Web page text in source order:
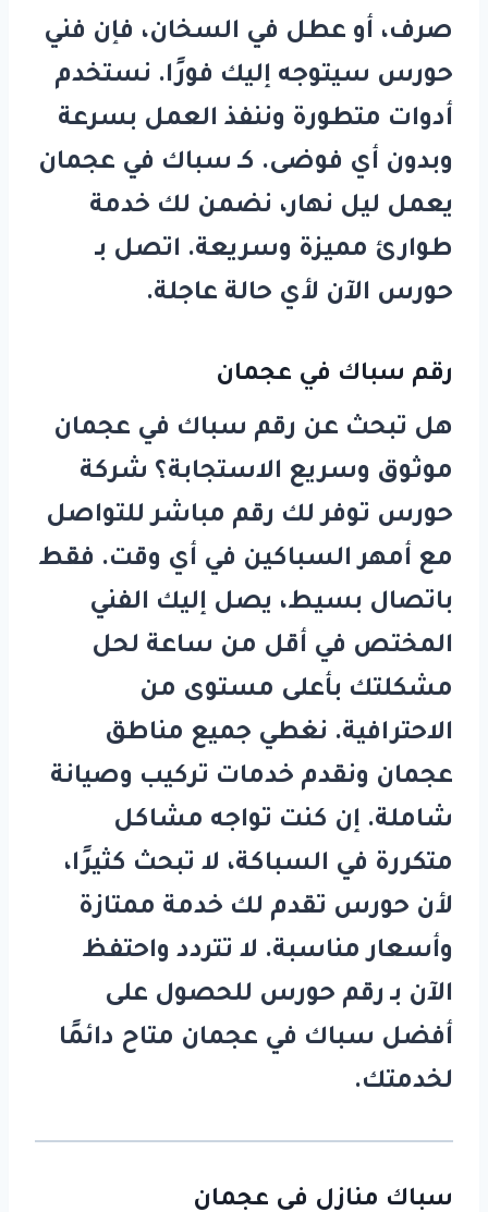
صرف، أو عطل في السخان، فإن فني
حورس سيتوجه إليك فورًا. نستخدم
أدوات متطورة وننفذ العمل بسرعة
وبدون أي فوضى. كـ سباك في عجمان
يعمل ليل نهار، نضمن لك خدمة
طوارئ مميزة وسريعة. اتصل بـ
حورس الآن لأي حالة عاجلة.
رقم سباك في عجمان
هل تبحث عن رقم سباك في عجمان
موثوق وسريع الاستجابة؟ شركة
حورس توفر لك رقم مباشر للتواصل
مع أمهر السباكين في أي وقت. فقط
باتصال بسيط، يصل إليك الفني
المختص في أقل من ساعة لحل
مشكلتك بأعلى مستوى من
الاحترافية. نغطي جميع مناطق
عجمان ونقدم خدمات تركيب وصيانة
شاملة. إن كنت تواجه مشاكل
متكررة في السباكة، لا تبحث كثيرًا،
لأن حورس تقدم لك خدمة ممتازة
وأسعار مناسبة. لا تتردد واحتفظ
الآن بـ رقم حورس للحصول على
أفضل سباك في عجمان متاح دائمًا
لخدمتك.
سباك منازل في عجمان